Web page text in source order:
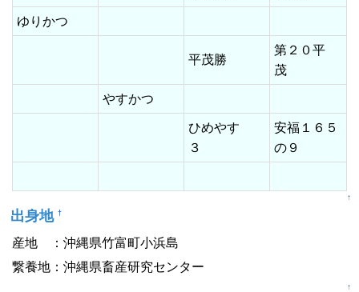
ゆりかつ
平茂勝
第２０平
茂
やすかつ
ひめやす
３
安福１６５
の９
↑
出身地 †
産地 ：沖縄県竹富町小浜島
繋養地：沖縄県畜産研究センター
↑